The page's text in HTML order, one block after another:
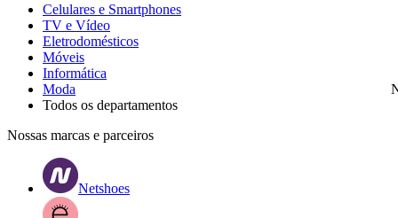
Celulares e Smartphones
TV e Vídeo
Eletrodomésticos
Móveis
Informática
Moda
Todos os departamentos
Nossas marcas e parceiros
Netshoes